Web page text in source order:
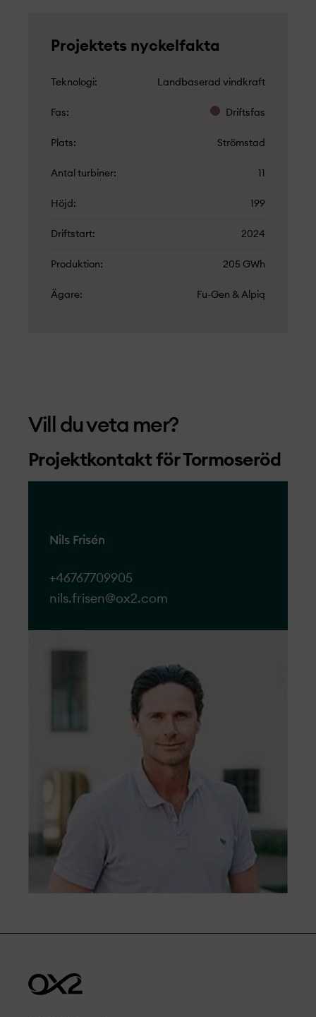
Projekt­ets nyckelfakta
Teknologi Landbaserad vindkraft
Fas Driftsfas
Plats Strömstad
Antal turbiner
Höjd 199
Driftstart 2024
Produktion 205 GWh
Ägare Fu-Gen & Alpiq
Vill du veta mer?
Projekt­­­kontakt för Tormoseröd
Nils Frisén
+46767709905
nils.frisen@ox2.com